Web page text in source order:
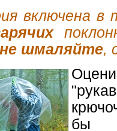
включена в
шмаляйте,
бы